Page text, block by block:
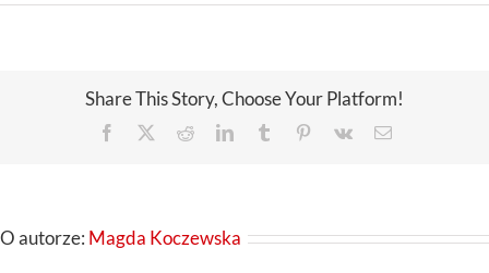
Share This Story, Choose Your Platform!
Facebook RedditLinkedInTumblr Pinterest
Vk Email
O autorze: Magda Koczewska